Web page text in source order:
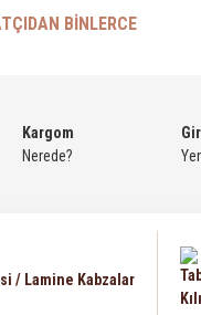
BİNLERCE
Kargom
Nerede?
/ Lamine Kabzalar